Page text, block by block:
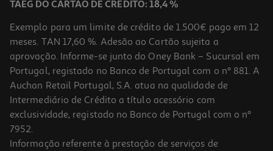
TAEG DO CARTÃO DE CRÉDITO: 18,4 %
Exemplo para um limite de crédito de 1.500€ pago em 12
meses. TAN 17,60 %. Adesão ao Cartão sujeita a
aprovação. Informe-se junto do Oney Bank – Sucursal em
Portugal, registado no Banco de Portugal com o nº 881. A
Auchan Retail Portugal, S.A. atua na qualidade de
Intermediário de Crédito a título acessório com
exclusividade, registado no Banco de Portugal com o nº
7952.
Informação referente à prestação de serviços de